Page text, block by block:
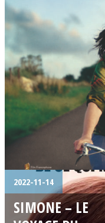
2022-11-14
SIMONE – LE